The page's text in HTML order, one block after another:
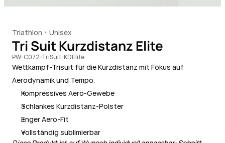
Triathlon ・ Unisex
Tri Suit Kurzdistanz Elite
PW-C072-TriSuit-KDElite
Wettkampf-Trisuit für die Kurzdistanz mit Fokus auf
Aerodynamik und Tempo.
Kompressives Aero-Gewebe
Schlankes Kurzdistanz-Polster
Enger Aero-Fit
Vollständig sublimierbar